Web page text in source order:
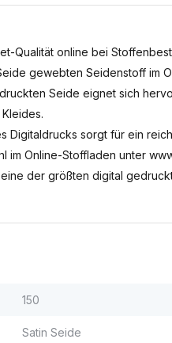
Qualität online bei
gewebten Seidenstoff im
Seide eignet sich
Digitaldrucks sorgt für ein
im Online-Stoffladen unter
der größten digital
150
Satin Seide